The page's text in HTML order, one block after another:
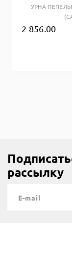
УРНА
2 856.00
рассылку